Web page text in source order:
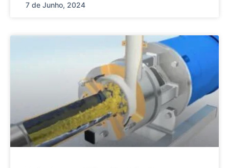
7 de Junho, 2024